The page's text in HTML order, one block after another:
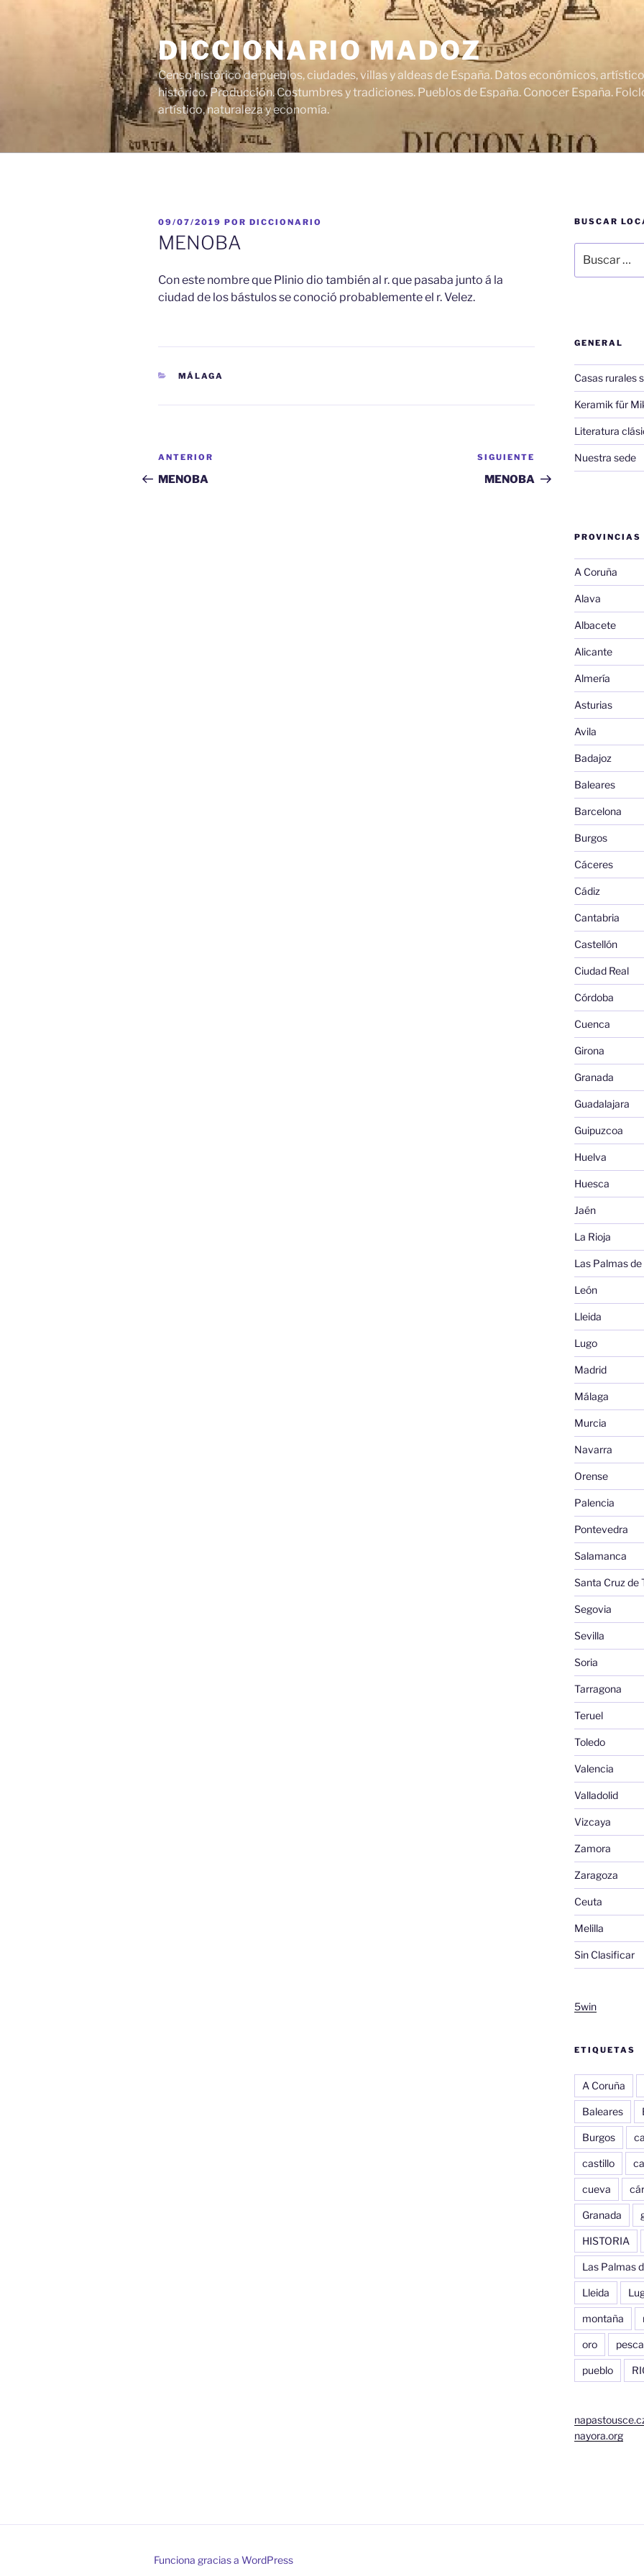
DICCIONARIO MADOZ
Censo histórico de pueblos, ciudades, villas y aldeas de España. Datos económicos,
histórico. Producción. Costumbres y tradiciones. Pueblos de España. Conocer España.
artístico, naturaleza y economía.
PUBLICADO
EL
09/07/2019 POR DICCIONARIO
MENOBA
Con este nombre que Plinio dio también al r. que pasaba junto á la
ciudad de los bástulos se conoció probablemente el r. Velez.
CATEGORÍAS
MÁLAGA
Navegación
de
Entrada
anterior:
ANTERIOR
MENOBA
Siguiente
entrada
SIGUIENTE
MENOBA
BUSCAR
por:
GENERAL
Casas rurales
Keramik für
Literatura
Nuestra sede
PROVINCIAS
A Coruña
Alava
Albacete
Alicante
Almería
Asturias
Avila
Badajoz
Baleares
Barcelona
Burgos
Cáceres
Cádiz
Cantabria
Castellón
Ciudad Real
Córdoba
Cuenca
Girona
Granada
Guadalajara
Guipuzcoa
Huelva
Huesca
Jaén
La Rioja
Las Palmas
León
Lleida
Lugo
Madrid
Málaga
Murcia
Navarra
Orense
Palencia
Pontevedra
Salamanca
Santa Cruz de
Segovia
Sevilla
Soria
Tarragona
Teruel
Toledo
Valencia
Valladolid
Vizcaya
Zamora
Zaragoza
Ceuta
Melilla
Sin Clasificar
5win
ETIQUETAS
A Coruña
Baleares
Burgos
castillo
cueva
Granada
HISTORIA
Las Palmas
Lleida
montaña
oro pesca
pueblo
nayora.org
Funciona gracias a WordPress